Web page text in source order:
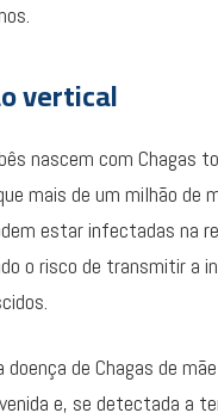
vertical
nascem com Chagas
mais de um milhão de
estar infectadas na
o risco de transmitir a
doença de Chagas de
e, se detectada a